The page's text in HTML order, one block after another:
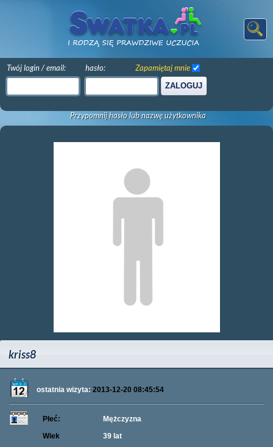
Twój login / email: hasło:
ZALOGUJ
Zapamiętaj mnie
Przypomnij hasło lub nazwę użytkownika
kriss8
ostatnia wizyta: 2013-12-20 08:45:54
Płeć:
Mężczyzna
Wiek
39 lat